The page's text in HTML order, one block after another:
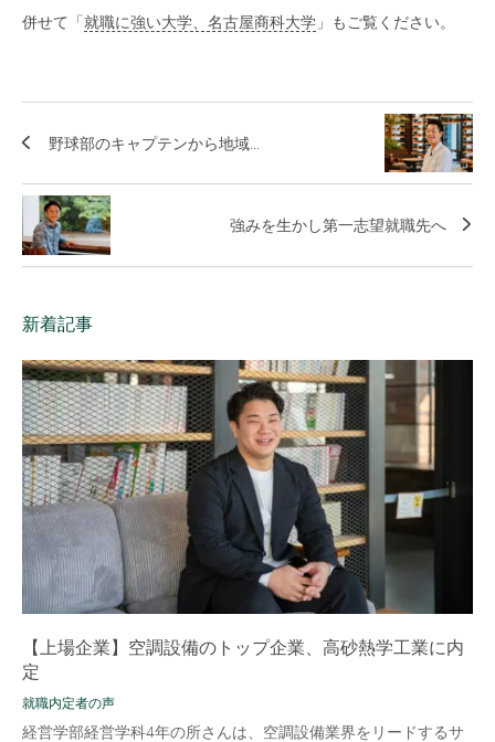
併せて「 就職に強い大学、名古屋商科大学 」もご覧ください。
野球部のキャプテンから地域...
強みを生かし第一志望就職先へ
新着記事
【上場企業】空調設備のトップ企業、高砂熱学工業に内
定
就職内定者の声
経営学部経営学科4年の所さんは、空調設備業界をリードするサ